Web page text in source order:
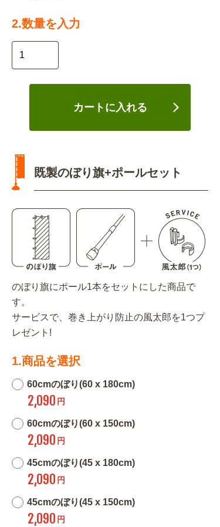
2.数量を入力
カートに入れる
既製のぼり旗+ポールセット
のぼり旗にポール1本をセットにした商品で
す。
サービスで、巻き上がり防止の風太郎を1つプ
レゼント!
1.商品を選択
60cmのぼり(60 x 180cm)
2,090 円
60cmのぼり(60 x 150cm)
2,090 円
45cmのぼり(45 x 180cm)
2,090 円
45cmのぼり(45 x 150cm)
2,090 円